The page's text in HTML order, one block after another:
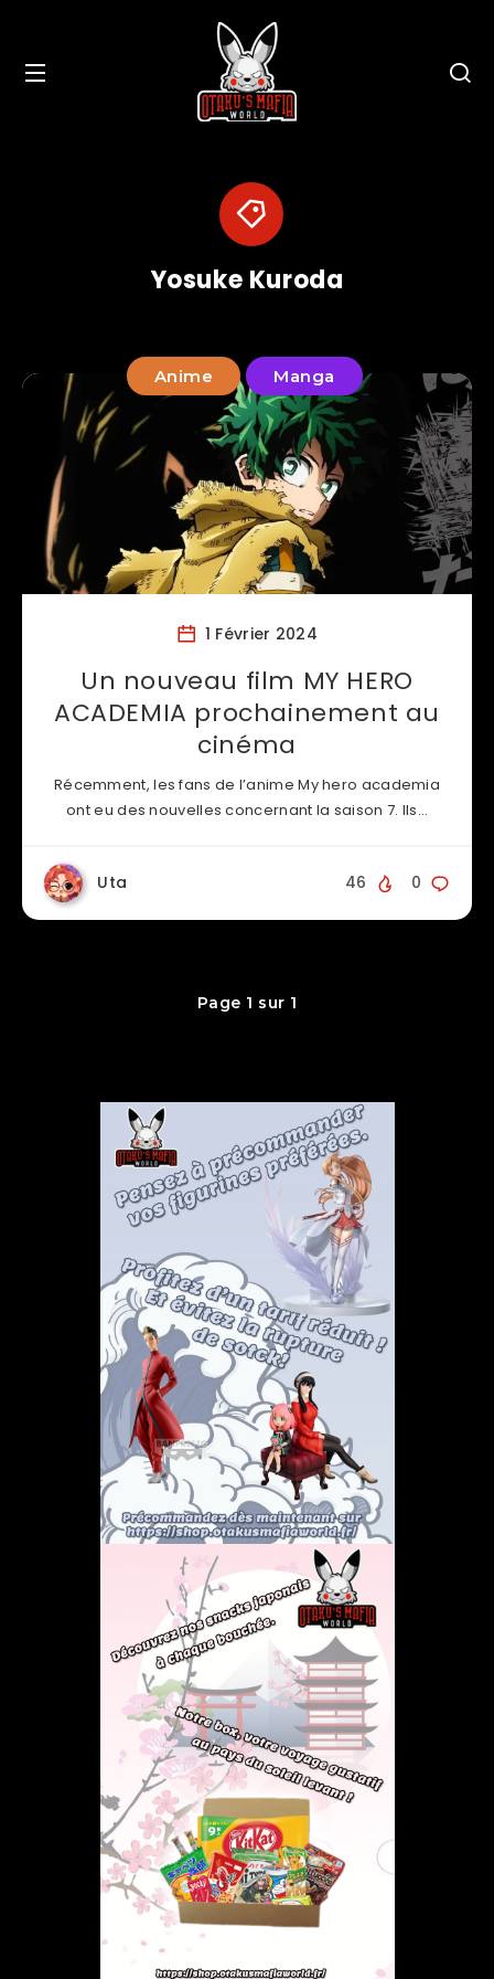
Yosuke Kuroda
Anime Manga
1 Février 2024
Un nouveau film MY HERO
ACADEMIA prochainement au
cinéma
Récemment, les fans de l’anime My hero academia
ont eu des nouvelles concernant la saison 7. Ils…
Uta 0
46
Page 1 sur 1